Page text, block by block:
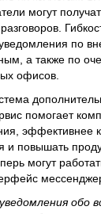
могут
уведомления по
а также по
офисов.
помогает
эффективнее
и повышать
могут
обо